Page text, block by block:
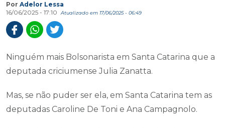
Por Adelor Lessa
16/06/2025 - 17:10
Atualizado em 17/06/2025 - 06:49
Ninguém mais Bolsonarista em Santa Catarina que a
deputada criciumense Julia Zanatta.
Mas, se não puder ser ela, em Santa Catarina tem as
deputadas Caroline De Toni e Ana Campagnolo.